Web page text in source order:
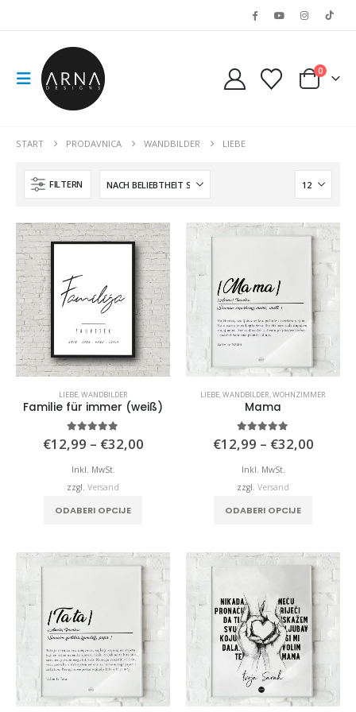
0
START PRODAVNICA WANDBILDER LIEBE
FILTERN
LIEBE,WANDBILDER
Familie für immer (weiß)
5.00 von 5
€12,99 – €32,00Preisspanne:
Inkl. MwSt.
zzgl. Versand
ODABERI OPCIJE
mehrere
Varianten
auf.
Die
Optionen
können
der
Produktseite
LIEBE,WANDBILDER,WOHNZIMMER
Mama
4.91 von 5
€12,99 – €32,00
Inkl. MwSt.
zzgl. Versand
ODABERI OPCIJE
mehrere
auf.
Die
können
der